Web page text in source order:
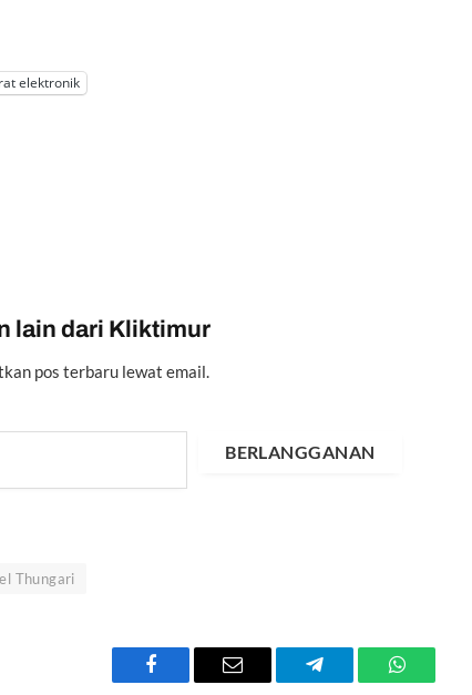
elektronik
lain dari Kliktimur
pos terbaru lewat email.
BERLANGGANAN
Thungari
Facebook Email Telegram WhatsApp